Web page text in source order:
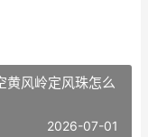
黄风岭定风珠怎么
2026-07-01